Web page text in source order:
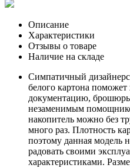
Описание
Характеристики
Отзывы о товаре
Наличие на складе
Симпатичный
белого картона поможет
документацию,
незаменимым
накопитель можно без
много раз. Плотность
поэтому данная модель
радовать своими
характеристиками.